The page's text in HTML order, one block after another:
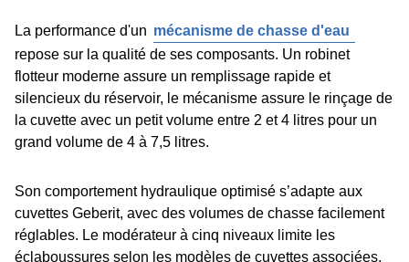
La performance d'un mécanisme de chasse d'eau
repose sur la qualité de ses composants. Un robinet
flotteur moderne assure un remplissage rapide et
silencieux du réservoir, le mécanisme assure le rinçage de
la cuvette avec un petit volume entre 2 et 4 litres pour un
grand volume de 4 à 7,5 litres.
Son comportement hydraulique optimisé s’adapte aux
cuvettes Geberit, avec des volumes de chasse facilement
réglables. Le modérateur à cinq niveaux limite les
éclaboussures selon les modèles de cuvettes associées,